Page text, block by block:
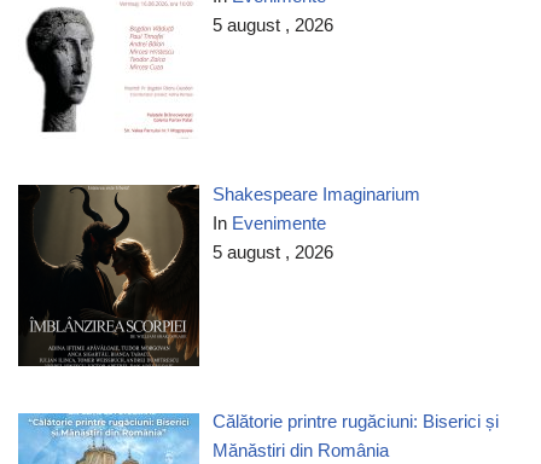
5 august , 2026
Shakespeare Imaginarium
In Evenimente
5 august , 2026
Călătorie printre rugăciuni: Biserici și
Mănăstiri din România